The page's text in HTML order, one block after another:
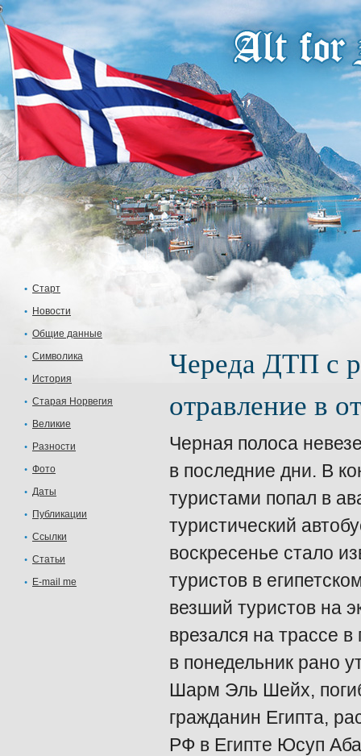
Старт
Новости
Общие данные
Символика
История
Старая Норвегия
Великие
Разности
Фото
Даты
Публикации
Ссылки
Статьи
E-mail me
Череда ДТП с
отравление в
Черная полоса
в последние дни. В
туристами попал в
туристический
воскресенье стало
туристов в
везший туристов на
врезался на трассе в
в понедельник рано
Шарм Эль Шейх,
гражданин Египта,
РФ в Египте Юсуп